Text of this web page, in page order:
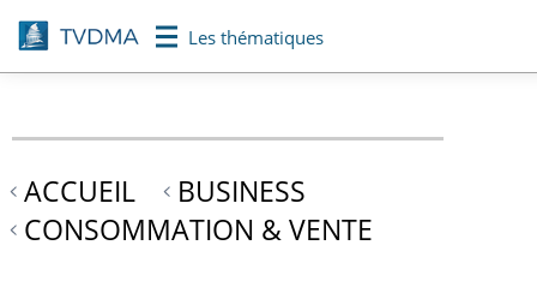
Aller
au
contenu
Les thématiques
ACCUEIL
BUSINESS
CONSOMMATION & VENTE